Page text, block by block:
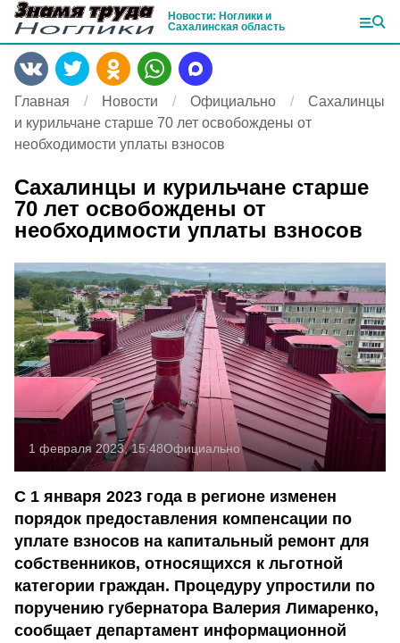
Новости: Ноглики и
Сахалинская область
Главная Новости Официально
Сахалинцы
и курильчане старше 70 лет освобождены от
необходимости уплаты взносов
Сахалинцы и курильчане старше
70 лет освобождены от
необходимости уплаты взносов
1 февраля 2023, 15:48Официально
С 1 января 2023 года в регионе изменен
порядок предоставления компенсации по
уплате взносов на капитальный ремонт для
собственников, относящихся к льготной
категории граждан. Процедуру упростили по
поручению губернатора Валерия Лимаренко,
сообщает департамент информационной